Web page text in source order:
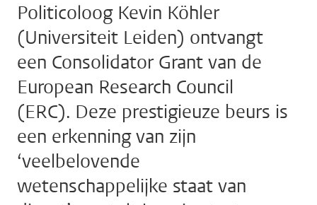
Politicoloog Kevin Köhler
(Universiteit Leiden) ontvangt
een Consolidator Grant van de
European Research Council
(ERC). Deze prestigieuze beurs is
een erkenning van zijn
‘veelbelovende
wetenschappelijke staat van